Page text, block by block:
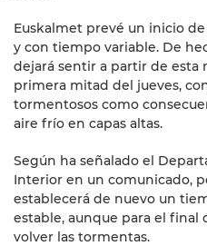
Euskalmet prevé un inicio
y con tiempo variable. De
dejará sentir a partir de esta
primera mitad del jueves,
tormentosos como
aire frío en capas altas.
Según ha señalado el
Interior en un comunicado,
establecerá de nuevo un
estable, aunque para el final
volver las tormentas.